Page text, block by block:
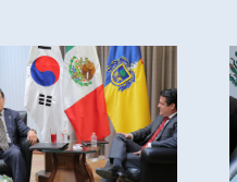
MÉXICO
CIERRA
AGOSTO
COMO
PRIMER